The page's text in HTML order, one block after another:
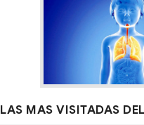
LAS MAS VISITADAS